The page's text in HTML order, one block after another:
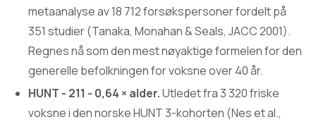
metaanalyse av 18 712 forsøkspersoner fordelt på
351 studier (Tanaka, Monahan & Seals, JACC 2001).
Regnes nå som den mest nøyaktige formelen for den
generelle befolkningen for voksne over 40 år.
HUNT - 211 - 0,64 × alder.Utledet fra 3 320 friske
voksne i den norske HUNT 3-kohorten (Nes et al.,